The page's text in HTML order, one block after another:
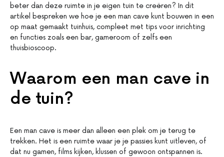
beter dan deze ruimte in je eigen tuin te creëren? In dit
artikel bespreken we hoe je een man cave kunt bouwen in een
op maat gemaakt tuinhuis, compleet met tips voor inrichting
en functies zoals een bar, gameroom of zelfs een
thuisbioscoop.
Waarom een man cave in
de tuin?
Een man cave is meer dan alleen een plek om je terug te
trekken. Het is een ruimte waar je je passies kunt uitleven, of
dat nu gamen, films kijken, klussen of gewoon ontspannen is.